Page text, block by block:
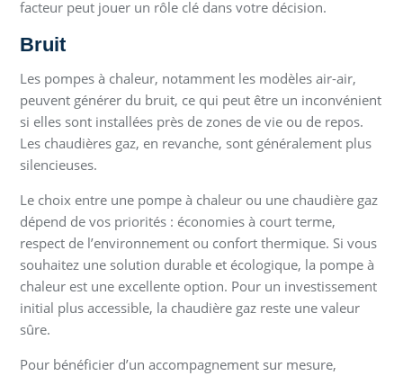
facteur peut jouer un rôle clé dans votre décision.
Bruit
Les pompes à chaleur, notamment les modèles air-air,
peuvent générer du bruit, ce qui peut être un inconvénient
si elles sont installées près de zones de vie ou de repos.
Les chaudières gaz, en revanche, sont généralement plus
silencieuses.
Le choix entre une pompe à chaleur ou une chaudière gaz
dépend de vos priorités : économies à court terme,
respect de l’environnement ou confort thermique. Si vous
souhaitez une solution durable et écologique, la pompe à
chaleur est une excellente option. Pour un investissement
initial plus accessible, la chaudière gaz reste une valeur
sûre.
Pour bénéficier d’un accompagnement sur mesure,